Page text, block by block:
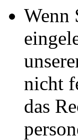
Wenn
nicht
das